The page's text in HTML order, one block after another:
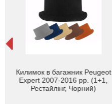
Килимок в багажник Peugeot
Expert 2007-2016 рр. (1+1,
Рестайлінг, Чорний)